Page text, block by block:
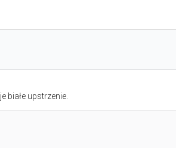
upstrzenie.